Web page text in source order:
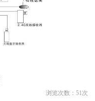
浏览次数： 51次